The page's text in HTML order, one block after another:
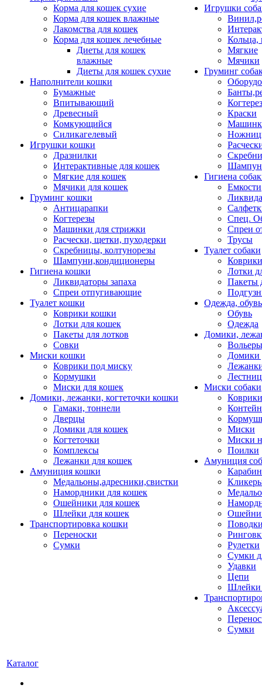
Корма для кошек сухие
Корма для кошек влажные
Лакомства для кошек
Корма для кошек лечебные
Диеты для кошек
влажные
Диеты для кошек сухие
Наполнители кошки
Бумажные
Впитывающий
Древесный
Комкующийся
Силикагелевый
Игрушки кошки
Дразнилки
Интерактивные для кошек
Мягкие для кошек
Мячики для кошек
Груминг кошки
Антицарапки
Когтерезы
Машинки для стрижки
Расчески, щетки, пуходерки
Скребницы, колтунорезы
Шампуни,кондиционеры
Гигиена кошки
Ликвидаторы запаха
Спреи отпугивающие
Туалет кошки
Коврики кошки
Лотки для кошек
Пакеты для лотков
Совки
Миски кошки
Коврики под миску
Кормушки
Миски для кошек
Домики, лежанки, когтеточки кошки
Гамаки, тоннели
Дверцы
Домики для кошек
Когтеточки
Комплексы
Лежанки для кошек
Амуниция кошки
Медальоны,адресники,свистки
Намордники для кошек
Ошейники для кошек
Шлейки для кошек
Транспортировка кошки
Переноски
Сумки
Игрушки
Кольца,
Мягкие
Мячики
Груминг
Краски
Гигиена
Емкости
Спец.
Спреи
Трусы
Туалет собаки
Коврики
Лотки
Пакеты
Одежда, обувь
Обувь
Одежда
Домики,
Домики
Миски собаки
Миски
Миски
Поилки
Амуниция
Рулетки
Сумки
Удавки
Цепи
Шлейки
Сумки
Каталог